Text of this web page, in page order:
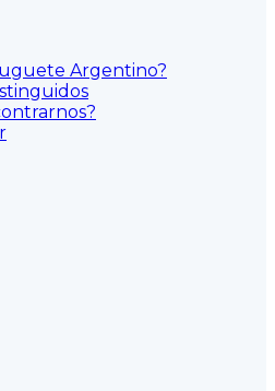
Argentino?